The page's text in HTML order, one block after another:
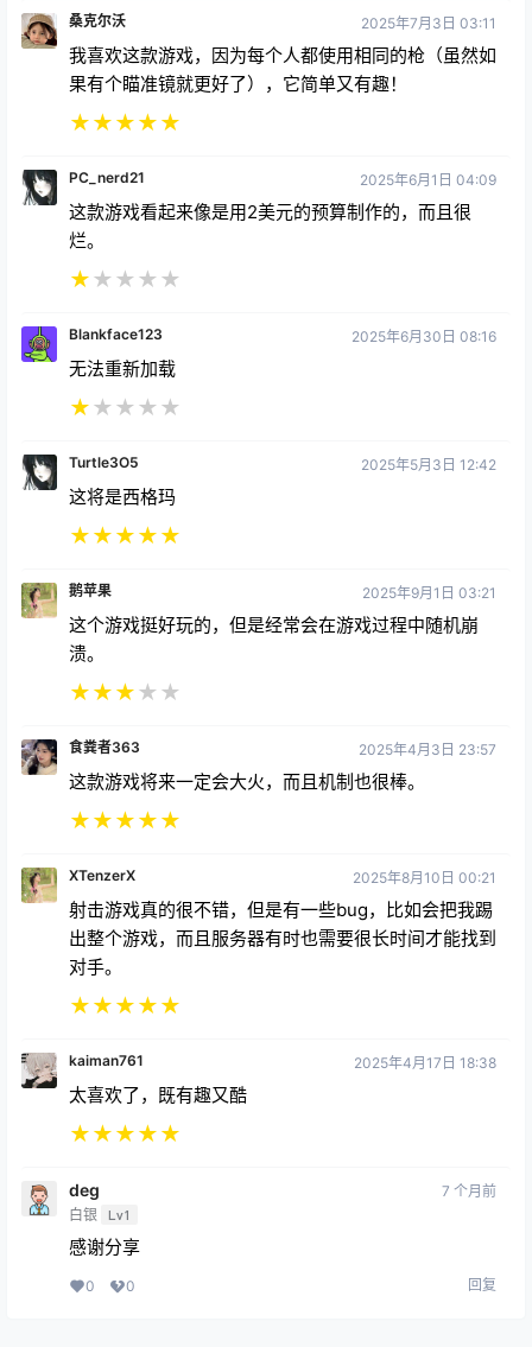
桑克尔沃 2025年7月3日 03:11
我喜欢这款游戏，因为每个人都使用相同的枪（虽然如
果有个瞄准镜就更好了），它简单又有趣！
★★★★★
PC_nerd21 2025年6月1日 04:09
这款游戏看起来像是用2美元的预算制作的，而且很
烂。
★★ ★ ★ ★
Blankface123 2025年6月30日 08:16
无法重新加载
★★ ★ ★ ★
Turtle3O5 2025年5月3日 12:42
这将是西格玛
★★★★★
鹅苹果 2025年9月1日 03:21
这个游戏挺好玩的，但是经常会在游戏过程中随机崩
溃。
★★★★ ★
食粪者363 2025年4月3日 23:57
这款游戏将来一定会大火，而且机制也很棒。
★★★★★
XTenzerX 2025年8月10日 00:21
射击游戏真的很不错，但是有一些bug，比如会把我踢
出整个游戏，而且服务器有时也需要很长时间才能找到
对手。
★★★★★
kaiman761 2025年4月17日 18:38
太喜欢了，既有趣又酷
★★★★★
deg
白银 Lv1
7 个月前
感谢分享
0 0 回复